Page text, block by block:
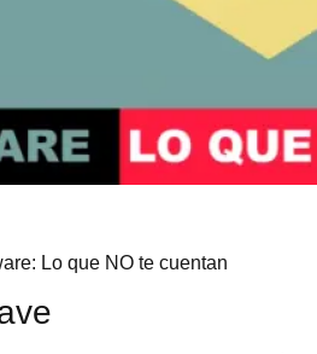
Lo que NO te cuentan